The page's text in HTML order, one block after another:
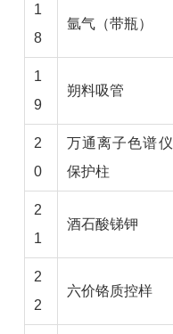
1
8
氩气（带瓶）
1
9
朔料吸管
2
0
万通离子色谱仪
保护柱
2
1
酒石酸锑钾
2
2
六价铬质控样